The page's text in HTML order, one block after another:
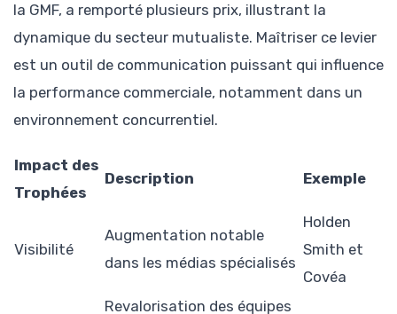
la GMF, a remporté plusieurs prix, illustrant la
dynamique du secteur mutualiste. Maîtriser ce levier
est un outil de communication puissant qui influence
la performance commerciale, notamment dans un
environnement concurrentiel.
Impact des
Trophées
Description Exemple
Visibilité
Augmentation notable
dans les médias spécialisés
Holden
Smith et
Covéa
Revalorisation des équipes